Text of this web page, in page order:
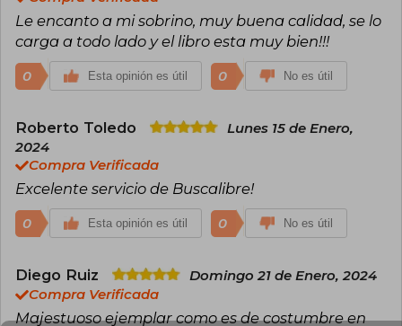
Le encanto a mi sobrino, muy buena calidad, se lo
carga a todo lado y el libro esta muy bien!!!
0 Esta opinión es útil 0 No es útil
Roberto Toledo
Lunes 15 de Enero,
2024
Compra Verificada
Excelente servicio de Buscalibre!
0 Esta opinión es útil 0 No es útil
Diego Ruiz
Domingo 21 de Enero, 2024
Compra Verificada
Majestuoso ejemplar como es de costumbre en